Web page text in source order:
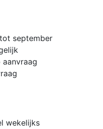
september
wekelijks